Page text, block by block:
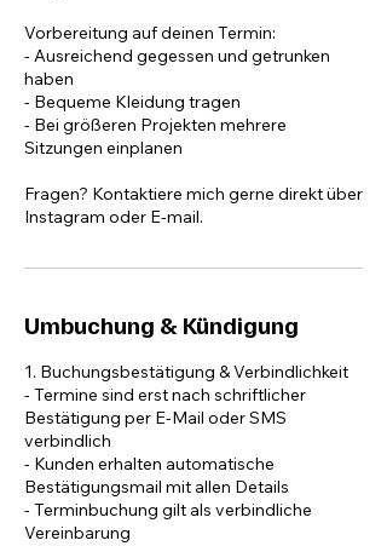
Vorbereitung auf deinen Termin:
- Ausreichend gegessen und getrunken
haben
- Bequeme Kleidung tragen
- Bei größeren Projekten mehrere
Sitzungen einplanen
Fragen? Kontaktiere mich gerne direkt über
Instagram oder E-mail.
Umbuchung & Kündigung
1. Buchungsbestätigung & Verbindlichkeit
- Termine sind erst nach schriftlicher
Bestätigung per E-Mail oder SMS
verbindlich
- Kunden erhalten automatische
Bestätigungsmail mit allen Details
- Terminbuchung gilt als verbindliche
Vereinbarung